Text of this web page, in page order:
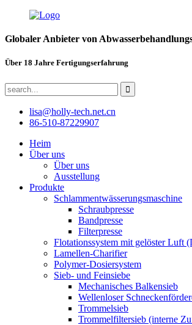
Globaler Anbieter von
Über 18 Jahre Fertigungserfahrung
lisa@holly-tech.net.cn
86-510-87229907
Heim
Über uns
Über uns
Ausstellung
Produkte
Schlammentwässerungsmaschine
Schraubpresse
Bandpresse
Filterpresse
Flotationssystem mit gelöster Luft
Lamellen-Charifier
Polymer-Dosiersystem
Sieb- und Feinsiebe
Mechanisches Balkensieb
Wellenloser
Trommelsieb
Trommelfiltersieb (interne